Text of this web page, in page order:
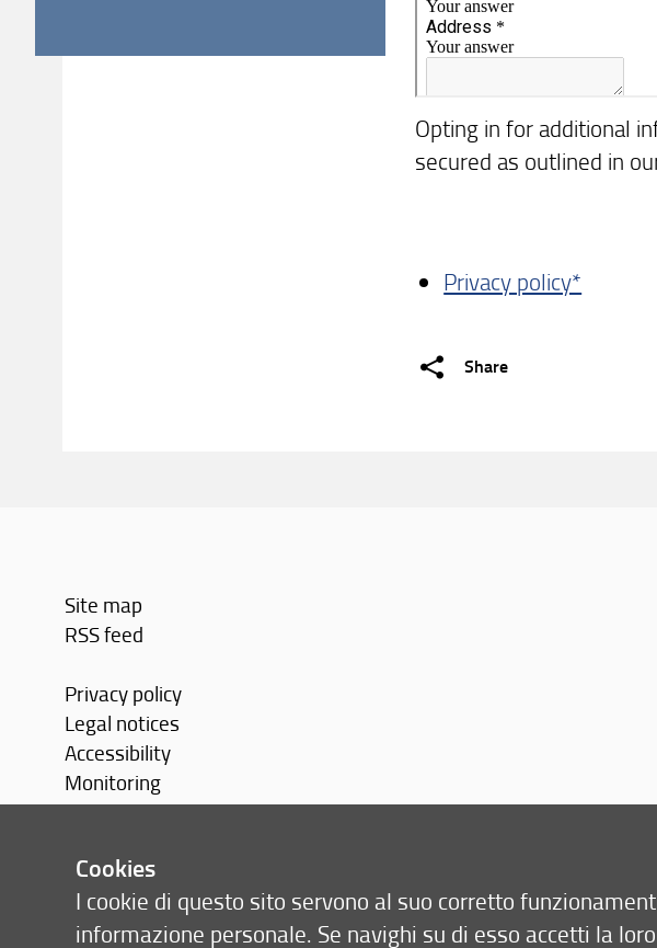
Opting in for additional
secured as outlined in
Privacy policy*
Share
Site map
RSS feed
Privacy policy
Legal notices
Accessibility
Monitoring
Cookies
I cookie di questo sito servono al suo corretto
informazione personale. Se navighi su di esso accetti la